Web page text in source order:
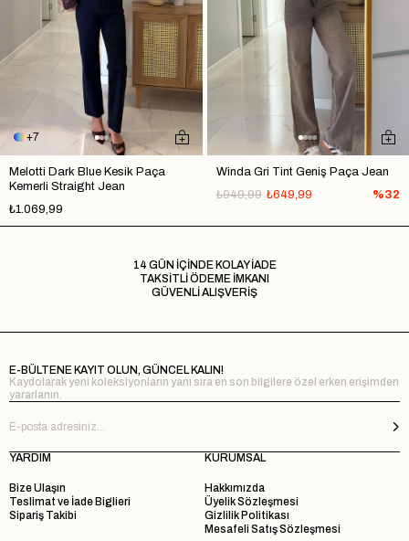
7
Melotti Dark Blue Kesik Paça
Kemerli Straight Jean
₺1.069,99
Winda Gri Tint Geniş Paça Jean
₺649,99
₺949,99 %32
14 GÜN İÇİNDE KOLAY İADE
TAKSİTLİ ÖDEME İMKANI
GÜVENLİ ALIŞVERİŞ
E-BÜLTENE KAYIT OLUN, GÜNCEL KALIN!
Kaydolarak yeni koleksiyonların yanı sıra en son bilgilere özel erken erişimden
yararlanın.
YARDIM
Bize Ulaşın
Teslimat ve İade Biglieri
Sipariş Takibi
KURUMSAL
Hakkımızda
Üyelik Sözleşmesi
Gizlilik Politikası
Mesafeli Satış Sözleşmesi